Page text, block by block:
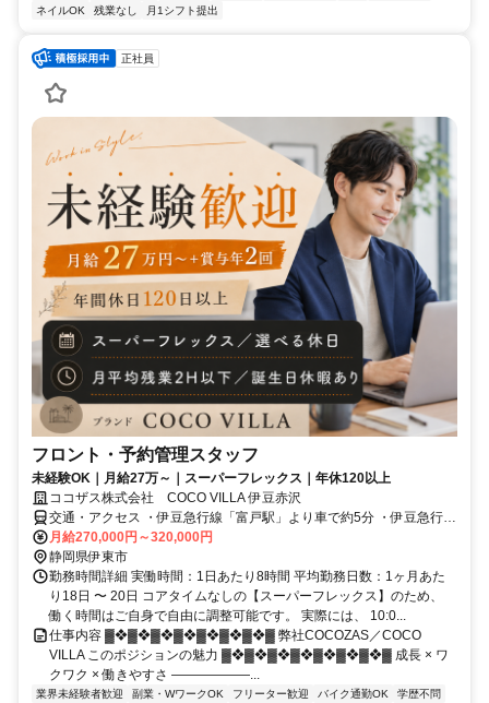
ネイルOK
残業なし 月1シフト提出
正社員
フロント・予約管理スタッフ
未経験OK｜月給27万～｜スーパーフレックス｜年休120以上
ココザス株式会社 COCO VILLA 伊豆赤沢
交通・アクセス ・伊豆急行線「富戸駅」より車で約5分 ・伊豆急行線
「城ヶ崎海岸駅」より車で約7分
月給270,000円～320,000円
静岡県伊東市
勤務時間詳細 実働時間：1日あたり8時間 平均勤務日数：1ヶ月あた
り18日 〜 20日 コアタイムなしの【スーパーフレックス】のため、
働く時間はご⾃⾝で⾃由に調整可能です。 実際には、 10:0...
仕事内容 ▓❖▓❖▓❖▓❖▓❖▓❖▓❖▓ 弊社COCOZAS／COCO
VILLA このポジションの魅力 ▓❖▓❖▓❖▓❖▓❖▓❖▓❖▓ 成長 × ワ
クワク × 働きやすさ ――――――...
業界未経験者歓迎 副業・WワークOK フリーター歓迎 バイク通勤OK
学歴不問